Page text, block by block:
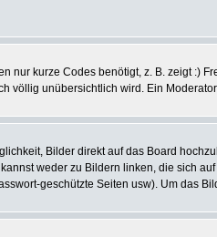
kurze Codes benötigt, z. B. zeigt :)
völlig unübersichtlich wird. Ein
Bilder direkt auf das Board
weder zu Bildern linken, die sich
geschützte Seiten usw). Um das